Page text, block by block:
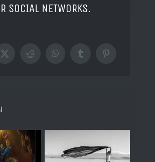
SOCIAL NETWORKS.
X RedditWhatsAppTumblrPinterest